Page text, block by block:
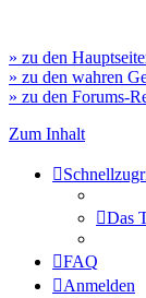
» zu den
» zu den wahren
» zu den Forums-
Zum Inhalt
Das
FAQ
Anmelden